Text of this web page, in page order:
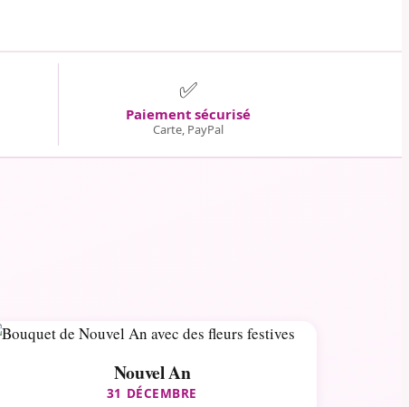
✅
Paiement sécurisé
Carte, PayPal
Nouvel An
31 DÉCEMBRE